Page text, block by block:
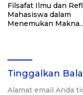
Filsafat Ilmu dan
Mahasiswa dalam
Menemukan Makna
Tinggalkan
Alamat email Anda